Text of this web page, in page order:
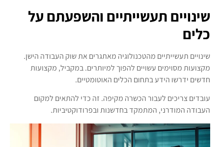
שינויים תעשייתיים והשפעתם על
כלים
שינויים תעשייתיים מהטכנולוגיה מאתגרים את שוק העבודה הישן.
מקצועות מסוימים עשויים להפוך למיותרים. במקביל, מקצועות
חדשים ידרשו הידע בתחום הכלים האוטומטיים.
עובדים צריכים לעבור הכשרה מקיפה. זה כדי להתאים למקום
העבודה המודרני, המתמקד בחדשנות ובפרודוקטיביות.